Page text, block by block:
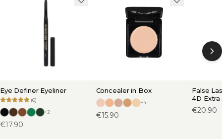
Eye Definer Eyeliner
(6)
+2
€17.90
Concealer in Box
+4
€15.90
False
4D
€20.90